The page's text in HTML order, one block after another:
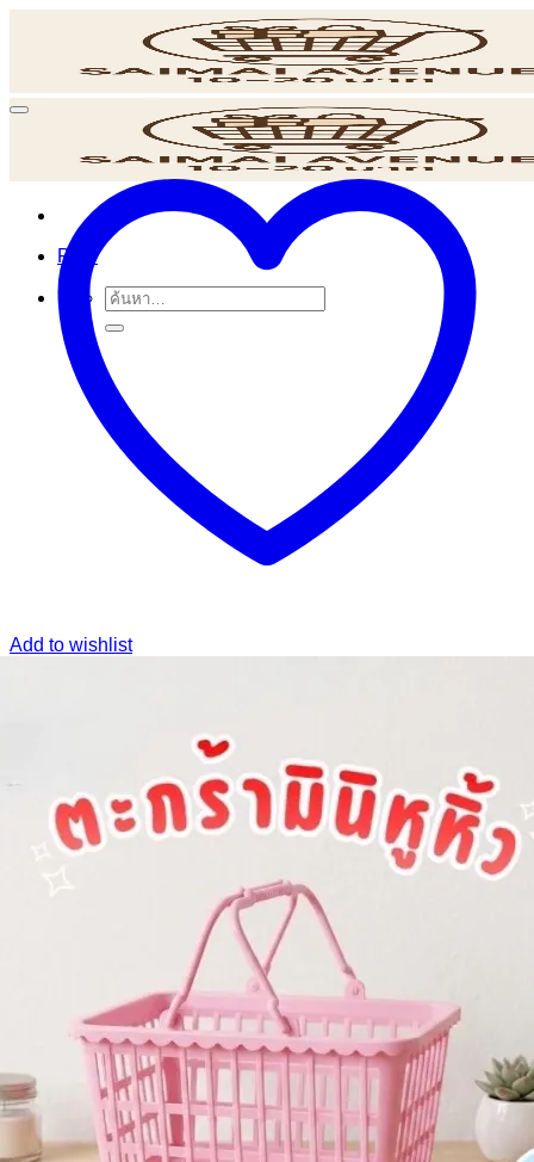
เนื้อหา
POS
ค้นหา:
Add to wishlist